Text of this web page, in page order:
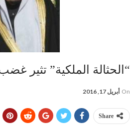
“الحثالة الملكية” تثير غضب
On أبريل 17, 2016
Share